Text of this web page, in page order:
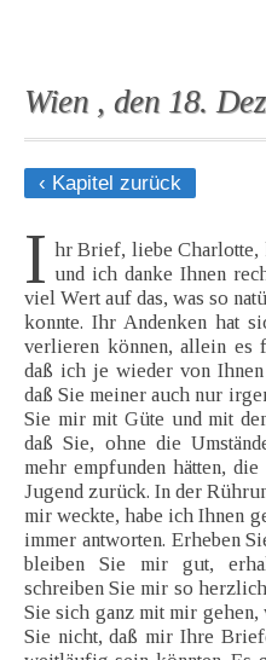
Wien , den 18.
‹ Kapitel zurück
I hr Brief, liebe Charlotte,
und ich danke Ihnen
viel Wert auf das, was so
konnte. Ihr Andenken hat
verlieren können, allein
daß ich je wieder von
daß Sie meiner auch nur
Sie mir mit Güte und mit
daß Sie, ohne die
mehr empfunden hätten,
Jugend zurück. In der
mir weckte, habe ich Ihnen
immer antworten. Erheben
bleiben Sie mir gut,
schreiben Sie mir so
Sie sich ganz mit mir
Sie nicht, daß mir Ihre